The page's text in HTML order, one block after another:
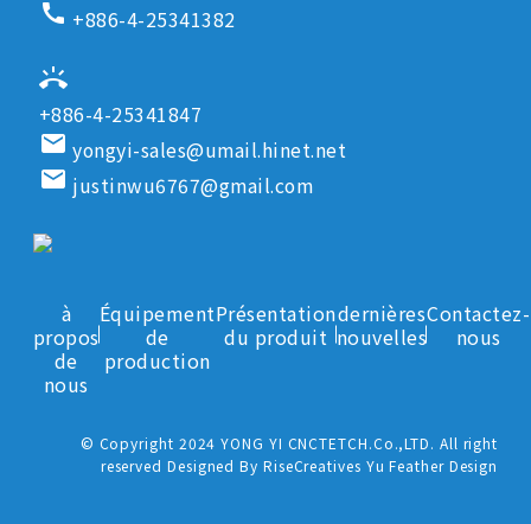
call +886-4-25341382
ring_volume
+886-4-25341847
email yongyi-sales@umail.hinet.net
email justinwu6767@gmail.com
à
propos
de
nous
Équipement
de
production
Présentation
du produit
dernières
nouvelles
Contactez-
nous
© Copyright 2024 YONG YI CNCTETCH.Co.,LTD. All right
reserved Designed By RiseCreatives Yu Feather Design